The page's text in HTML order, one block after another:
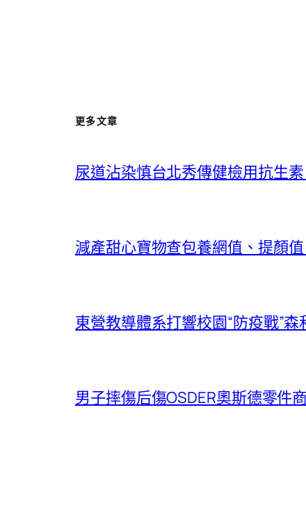
更多文章
尿道沾染慎台北秀傳健檢用抗生
減產甜心寶物查包養網值、提顏
東營教導體系打響校園“防疫戰”
男子摔傷后傷OSDER奧斯德零件